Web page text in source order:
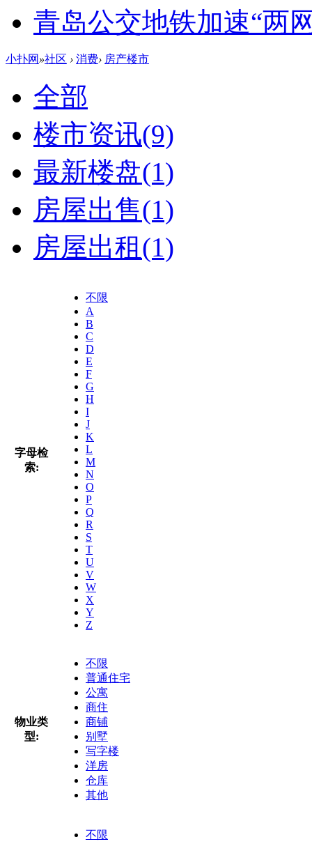
青岛公交地铁加速“两
小扑网 »社区 › 消费› 房产楼市
全部
楼市资讯(9)
最新楼盘(1)
房屋出售(1)
房屋出租(1)
字母检
索:
不限
A
B
C
D
E
F
G
H
I
J
K
L
M
N
O
P
Q
R
S
T
U
V
W
X
Y
Z
物业类
型:
不限
普通住宅
公寓
商住
商铺
别墅
写字楼
洋房
仓库
其他
不限